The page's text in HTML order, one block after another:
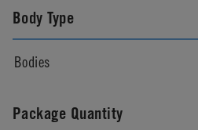
Body Type
Bodies
Package Quantity